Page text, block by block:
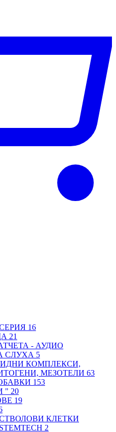
16
21
- АУДИО
СЛУХА 5
КОМПЛЕКСИ,
МЕЗОТЕЛИ 63
153
" 20
19
КЛЕТКИ
2